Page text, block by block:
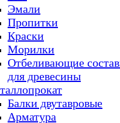
Эмали
Пропитки
Краски
Морилки
Отбеливающие
для древесины
Балки двутавровые
Арматура